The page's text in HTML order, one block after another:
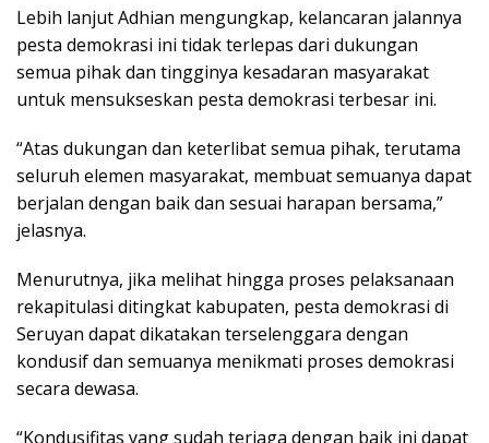
Lebih lanjut Adhian mengungkap, kelancaran jalannya
pesta demokrasi ini tidak terlepas dari dukungan
semua pihak dan tingginya kesadaran masyarakat
untuk mensukseskan pesta demokrasi terbesar ini.
“Atas dukungan dan keterlibat semua pihak, terutama
seluruh elemen masyarakat, membuat semuanya dapat
berjalan dengan baik dan sesuai harapan bersama,”
jelasnya.
Menurutnya, jika melihat hingga proses pelaksanaan
rekapitulasi ditingkat kabupaten, pesta demokrasi di
Seruyan dapat dikatakan terselenggara dengan
kondusif dan semuanya menikmati proses demokrasi
secara dewasa.
“Kondusifitas yang sudah terjaga dengan baik ini dapat